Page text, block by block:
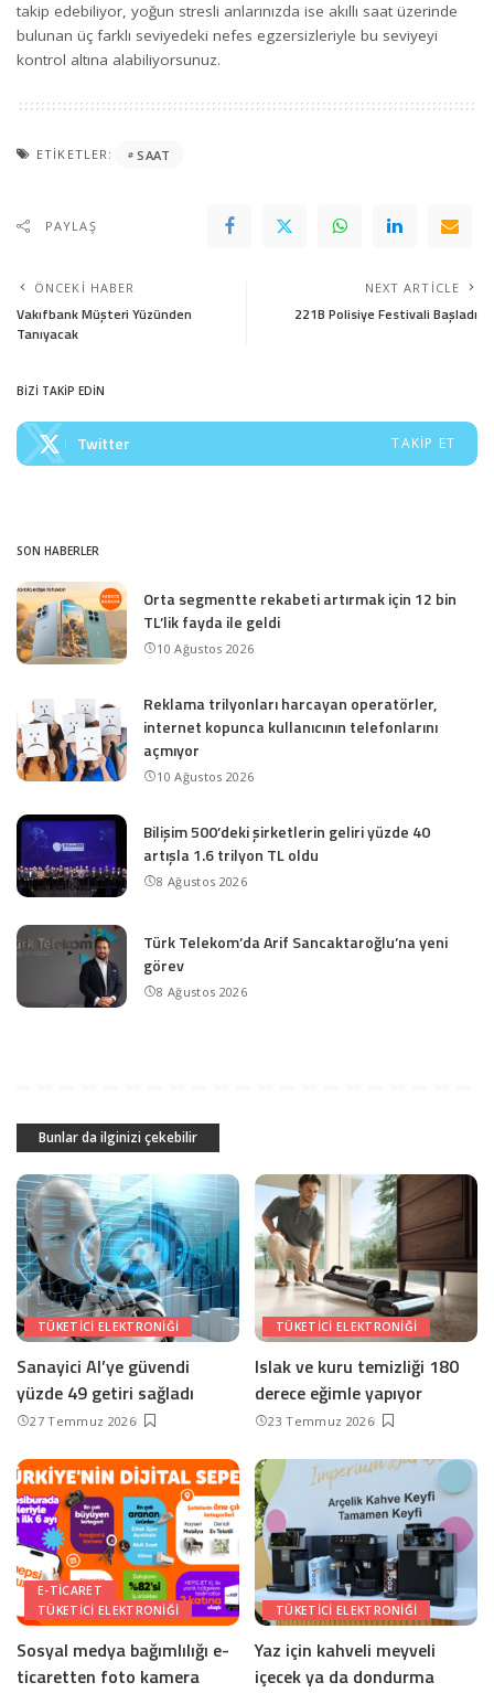
takip edebiliyor, yoğun stresli anlarınızda ise akıllı saat üzerinde
bulunan üç farklı seviyedeki nefes egzersizleriyle bu seviyeyi
kontrol altına alabiliyorsunuz.
ETIKETLER: SAAT
PAYLAŞ
ÖNCEKI HABER
Vakıfbank Müşteri Yüzünden
Tanıyacak
NEXT ARTICLE
221B Polisiye Festivali Başladı
BİZİ TAKİP EDİN
Twitter TAKIP ET
SON HABERLER
Orta segmentte rekabeti artırmak için 12 bin
TL’lik fayda ile geldi
10 Ağustos 2026
Reklama trilyonları harcayan operatörler,
internet kopunca kullanıcının telefonlarını
açmıyor
10 Ağustos 2026
Bilişim 500’deki şirketlerin geliri yüzde 40
artışla 1.6 trilyon TL oldu
8 Ağustos 2026
Türk Telekom’da Arif Sancaktaroğlu’na yeni
görev
8 Ağustos 2026
Bunlar da ilginizi çekebilir
TÜKETICI ELEKTRONIĞI
Sanayici AI’ye güvendi
yüzde 49 getiri sağladı
27 Temmuz 2026
TÜKETICI ELEKTRONIĞI
Islak ve kuru temizliği 180
derece eğimle yapıyor
23 Temmuz 2026
E-TICARET
TÜKETICI ELEKTRONIĞI
Sosyal medya bağımlılığı e-
ticaretten foto kamera
TÜKETICI ELEKTRONIĞI
Yaz için kahveli meyveli
içecek ya da dondurma